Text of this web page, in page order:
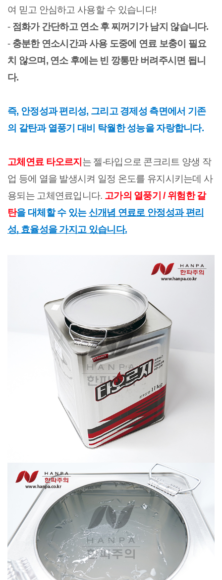
여 믿고 안심하고 사용할 수 있습니다!
- 점화가 간단하고 연소 후 찌꺼기가 남지 않습니다.
- 충분한 연소시간과 사용 도중에 연료 보충이 필요
치 않으며, 연소 후에는 빈 깡통만 버려주시면 됩니
다.
즉, 안정성과 편리성, 그리고 경제성 측면에서 기존
의 갈탄과 열풍기 대비 탁월한 성능을 자랑합니다.
고체연료 타오르지 는 젤-타입으로 콘크리트 양생 작
업 등에 열을 발생시켜 일정 온도를 유지시키는데 사
용되는 고체연료입니다. 고가의 열풍기 / 위험한 갈
탄을 대체할 수 있는신개념 연료로 안정성과 편리
성, 효율성을 가지고 있습니다.